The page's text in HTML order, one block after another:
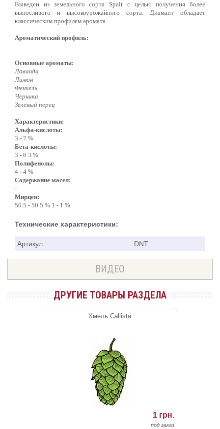
Выведен из земельного сорта Spalt с целью получения более
выносливого и высокоурожайного сорта. Диамант обладает
классическим профилем аромата.
Ароматический профиль:
Основные ароматы:
Лаванда
Лимон
Фенхель
Черника
Зеленый перец
Характеристики:
Альфа-кислоты:
3 - 7 %
Бета-кислоты:
3 - 6.3 %
Полифенолы:
4 - 4 %
Содержание масел:
-
Мирцен:
50.5 - 50.5 % 1 - 1 %
Технические характеристики:
Артикул DNT
ВИДЕО
ДРУГИЕ ТОВАРЫ РАЗДЕЛА
Хмель Callista
1 грн.
под заказ